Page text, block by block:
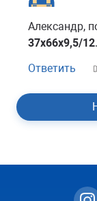
Александр,
37x66x9,5/12.
Ответить